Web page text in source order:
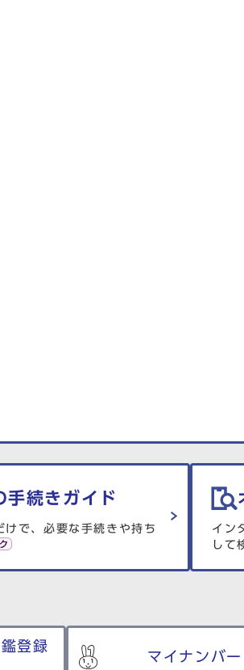
手続きガイド
で、必要な手続きや持ち
イン
して
登録
マイナンバー